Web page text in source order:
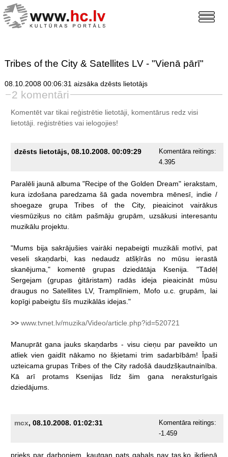
Tribes of the City & Satellites LV - "Vienā pārī"
08.10.2008 00:06:31 aizsāka dzēsts lietotājs
2 komentāri
Komentēt var tikai reģistrētie lietotāji, komentārus redz visi
lietotāji. reģistrētiesvai ielogojies!
dzēsts lietotājs, 08.10.2008. 00:09:29
Komentāra reitings:
4.395
Paralēli jaunā albuma "Recipe of the Golden Dream" ierakstam,
kura izdošana paredzama šā gada novembra mēnesī, indie /
shoegaze
grupa Tribes of the City, pieaicinot
vairākus
viesmūziķus no citām pašmāju grupām, uzsākusi interesantu
muzikālu projektu.
"Mums bija sakrājušies vairāki nepabeigti muzikāli motīvi,
pat
veseli
skaņdarbi, kas nedaudz atšķīrās no mūsu
ierastā
skanējuma,"
komentē grupas dziedātāja Ksenija.
"Tādēļ
Sergejam
(grupas ģitāristam) radās ideja pieaicināt
mūsu
draugus no Satellites LV, Tramplīniem, Mofo u.c. grupām,
lai
kopīgi pabeigtu šīs muzikālās idejas."
>> www.tvnet.lv/muzika/Video/article.php?id=520721
Manuprāt gana jauks skaņdarbs - visu cieņu par paveikto un
atliek vien gaidīt nākamo no šķietami trim sadarbībām!
Īpaši
uzteicama grupas Tribes of the City radošā daudzšķautnainība.
Kā
arī protams Ksenijas līdz šim gana
neraksturīgais
dziedājums.
mcx, 08.10.2008. 01:02:31
Komentāra reitings:
-1.459
prieks par darboņiem, kautgan pats gabals nav tas,ko ikdienā